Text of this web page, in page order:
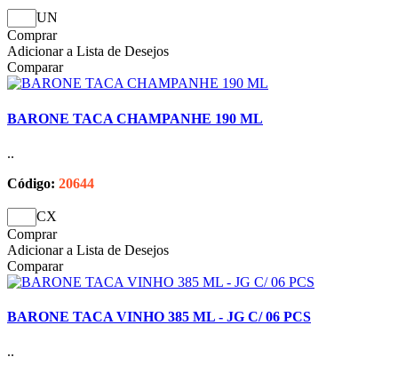
UN
Comprar
Adicionar a Lista de Desejos
Comparar
BARONE TACA CHAMPANHE 190 ML
..
Código: 20644
CX
Comprar
Adicionar a Lista de Desejos
Comparar
BARONE TACA VINHO 385 ML - JG C/ 06 PCS
..